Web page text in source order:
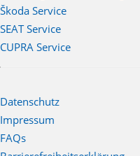
Škoda Service
SEAT Service
CUPRA Service
Datenschutz
Impressum
FAQs